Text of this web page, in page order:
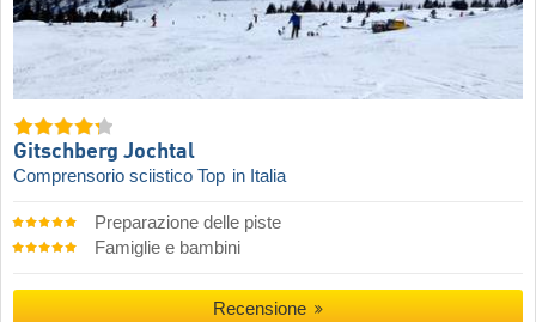
Gitschberg Jochtal
Comprensorio sciistico Top in Italia
Preparazione delle piste
Famiglie e bambini
Recensione